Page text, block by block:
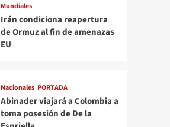
Mundiales
Irán condiciona reapertura
de Ormuz al fin de amenazas
EU
Nacionales PORTADA
Abinader viajará a Colombia a
toma posesión de De la